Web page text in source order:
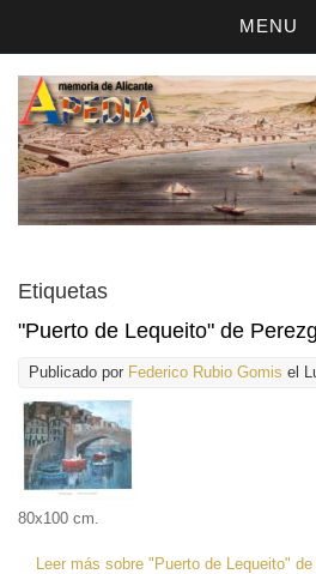
MENU
Etiquetas
"Puerto de Lequeito" de
Publicado por Federico Rubio Gomis el
80x100 cm.
Leer más sobre "Puerto de Lequeito" de